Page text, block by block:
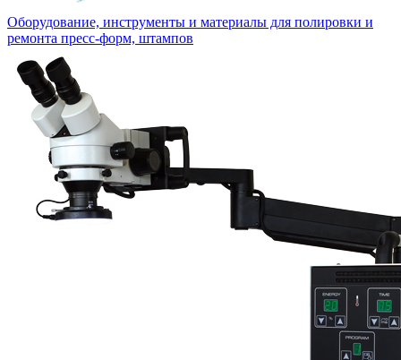
Оборудование, инструменты и материалы для полировки и
ремонта пресс-форм, штампов